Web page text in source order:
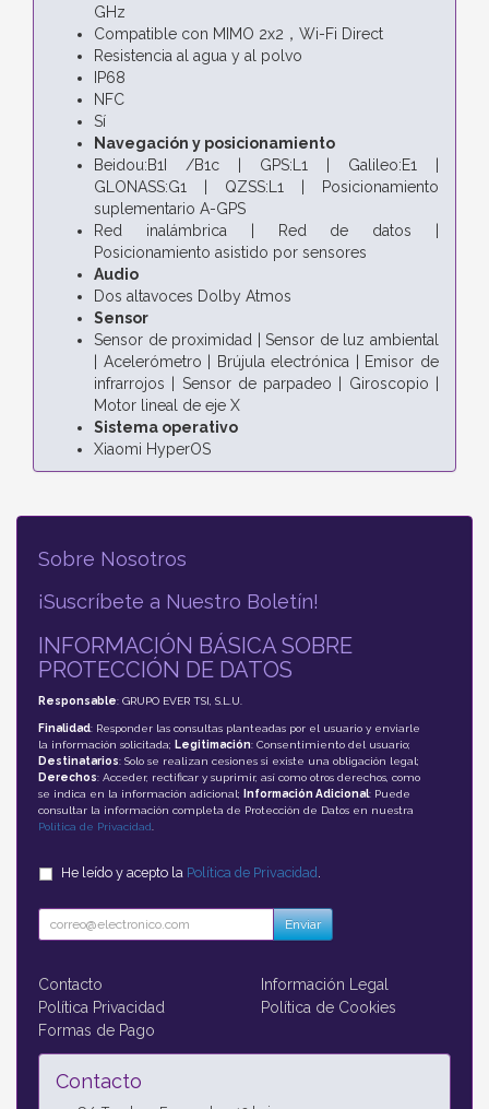
GHz
Compatible con MIMO 2x2，Wi-Fi Direct
Resistencia al agua y al polvo
IP68
NFC
Sí
Navegación y posicionamiento
Beidou:B1I /B1c | GPS:L1 | Galileo:E1 |
GLONASS:G1 | QZSS:L1 | Posicionamiento
suplementario A-GPS
Red inalámbrica | Red de datos |
Posicionamiento asistido por sensores
Audio
Dos altavoces Dolby Atmos
Sensor
Sensor de proximidad | Sensor de luz ambiental
| Acelerómetro | Brújula electrónica | Emisor de
infrarrojos | Sensor de parpadeo | Giroscopio |
Motor lineal de eje X
Sistema operativo
Xiaomi HyperOS
Sobre Nosotros
¡Suscríbete a Nuestro Boletín!
INFORMACIÓN BÁSICA SOBRE
PROTECCIÓN DE DATOS
Responsable: GRUPO EVER TSI, S.L.U.
Finalidad: Responder las consultas planteadas por el usuario y enviarle
la información solicitada; Legitimación: Consentimiento del usuario;
Destinatarios: Solo se realizan cesiones si existe una obligación legal;
Derechos: Acceder, rectificar y suprimir, así como otros derechos, como
se indica en la información adicional;
Información Adicional: Puede
consultar la información completa de Protección de Datos en nuestra
Política de Privacidad
He leído y acepto la Política de Privacidad
Enviar
Contacto
Información Legal
Política Privacidad
Política de Cookies
Formas de Pago
Contacto